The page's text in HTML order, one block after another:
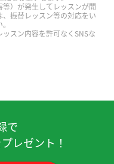
个演唱会让我很感
你别的城市的事。
）が発生してレッスンが開
振替レッスン等の対応をい
スン内容を許可なくSNSな
で
レゼント！